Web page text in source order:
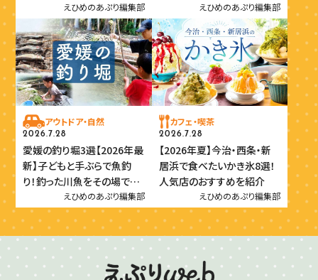
えひめのあぷり編集部 えひめのあぷり編集部
アウトドア・自然
2026.7.28
愛媛の釣り堀3選【2026年最
新】子どもと手ぶらで魚釣
り！釣った川魚をその場で味
えひめのあぷり編集部
カフェ・喫茶
2026.7.28
【2026年夏】今治・西条・新
居浜で食べたいかき氷8選！
人気店のおすすめを紹介
えひめのあぷり編集部